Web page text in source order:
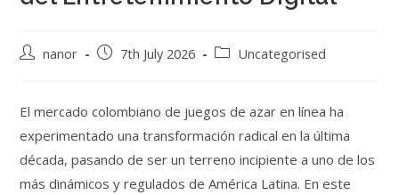
nanor 7th July 2026 Uncategorised
El mercado colombiano de juegos de azar en línea ha
experimentado una transformación radical en la última
década, pasando de ser un terreno incipiente a uno de los
más dinámicos y regulados de América Latina. En este